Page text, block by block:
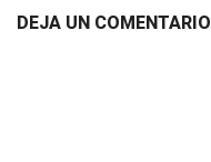
DEJA UN COMENTARIO